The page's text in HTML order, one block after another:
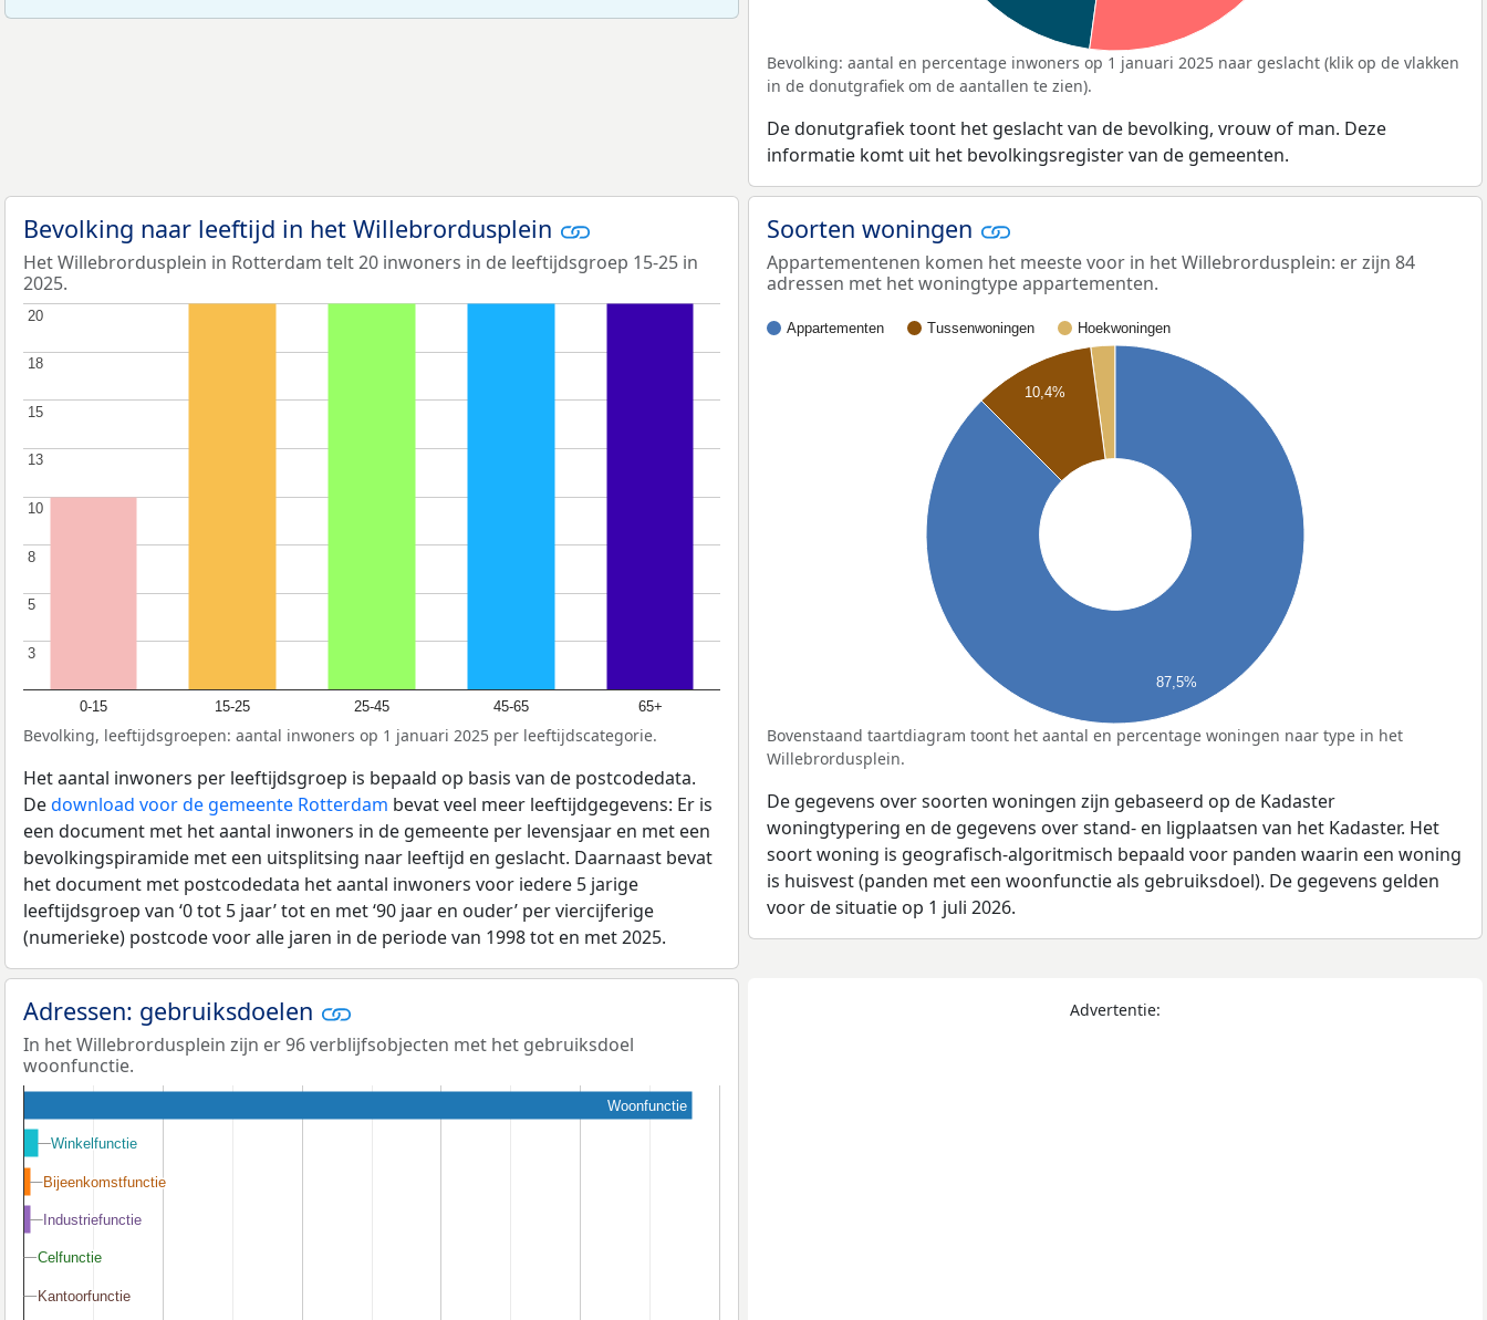
Bevolking: aantal en percentage inwoners op 1 januari 2025 naar geslacht (klik op de vlakken
in de donutgrafiek om de aantallen te zien).
De donutgrafiek toont het geslacht van de bevolking, vrouw of man. Deze
informatie komt uit het bevolkingsregister van de gemeenten.
Bevolking naar leeftijd in het Willebrordusplein
Het Willebrordusplein in Rotterdam telt 20 inwoners in de leeftijdsgroep 15-25 in
2025.
0-15 15-25 25-45 45-65 65+
3
3
5
5
8
8
10
10
13
13
15
15
18
18
20
20
Bevolking, leeftijdsgroepen: aantal inwoners op 1 januari 2025 per leeftijdscategorie.
Het aantal inwoners per leeftijdsgroep is bepaald op basis van de postcodedata.
Dedownload voor de gemeente Rotterdam bevat veel meer leeftijdgegevens: Er is
een document met het aantal inwoners in de gemeente per levensjaar en met een
bevolkingspiramide met een uitsplitsing naar leeftijd en geslacht. Daarnaast bevat
het document met postcodedata het aantal inwoners voor iedere 5 jarige
leeftijdsgroep van ‘0 tot 5 jaar’ tot en met ‘90 jaar en ouder’ per viercijferige
(numerieke) postcode voor alle jaren in de periode van 1998 tot en met 2025.
Soorten woningen
Appartementenen komen het meeste voor in het Willebrordusplein: er zijn 84
adressen met het woningtype appartementen.
Appartementen Tussenwoningen Hoekwoningen
10,4%
87,5%
Bovenstaand taartdiagram toont het aantal en percentage woningen naar type in het
Willebrordusplein.
De gegevens over soorten woningen zijn gebaseerd op de Kadaster
woningtypering en de gegevens over stand- en ligplaatsen van het Kadaster. Het
soort woning is geografisch-algoritmisch bepaald voor panden waarin een woning
is huisvest (panden met een woonfunctie als gebruiksdoel). De gegevens gelden
voor de situatie op 1 juli 2026.
Adressen: gebruiksdoelen
In het Willebrordusplein zijn er 96 verblijfsobjecten met het gebruiksdoel
woonfunctie.
Woonfunctie
Winkelfunctie
Winkelfunctie
Bijeenkomstfunctie
Bijeenkomstfunctie
Industriefunctie
Industriefunctie
Celfunctie
Celfunctie
Kantoorfunctie
Kantoorfunctie
Advertentie: